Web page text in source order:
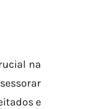
na
e